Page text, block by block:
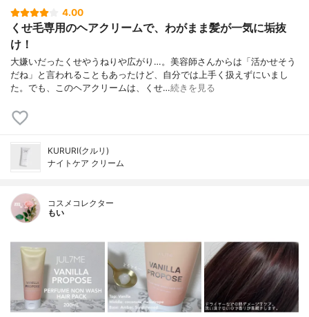
4.00
くせ毛専用のヘアクリームで、わがまま髪が一気に垢抜
け！
大嫌いだったくせやうねりや広がり…。美容師さんからは「活かせそう
だね」と言われることもあったけど、自分では上手く扱えずにいまし
た。でも、このヘアクリームは、くせ…続きを見る
KURURI(クルリ)
ナイトケア クリーム
コスメコレクター
もい